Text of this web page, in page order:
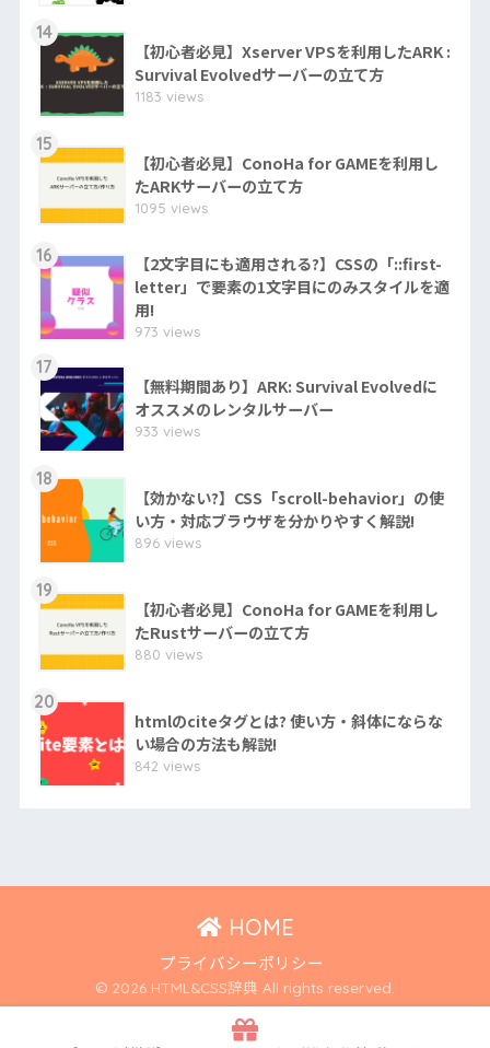
14
【初心者必見】Xserver VPSを利用したARK :
Survival Evolvedサーバーの立て方
1183 views
15
【初心者必見】ConoHa for GAMEを利用し
たARKサーバーの立て方
1095 views
16
【2文字目にも適用される?】CSSの「::first-
letter」で要素の1文字目にのみスタイルを適
用!
973 views
17
【無料期間あり】ARK: Survival Evolvedに
オススメのレンタルサーバー
933 views
18
【効かない?】CSS「scroll-behavior」の使
い方・対応ブラウザを分かりやすく解説!
896 views
19
【初心者必見】ConoHa for GAMEを利用し
たRustサーバーの立て方
880 views
20
htmlのciteタグとは? 使い方・斜体にならな
い場合の方法も解説!
842 views
HOME
プライバシーポリシー
© 2026 HTML&CSS辞典 All rights reserved.